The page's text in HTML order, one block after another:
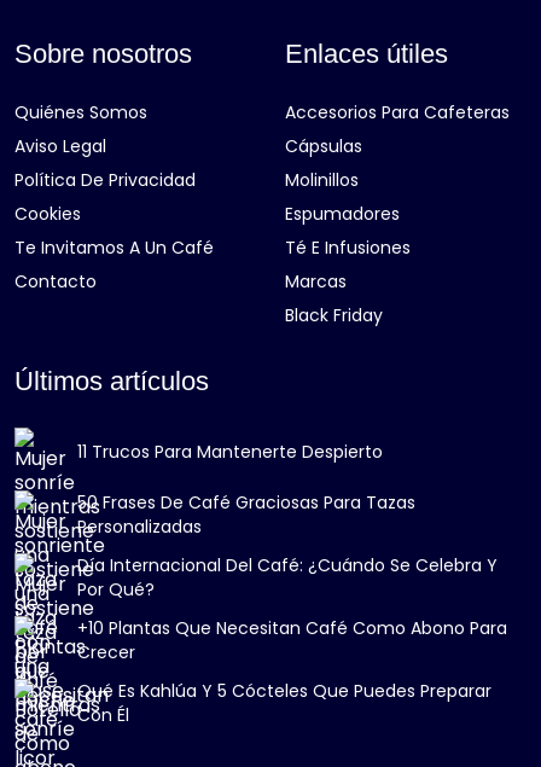
Sobre nosotros
Quiénes Somos
Aviso Legal
Política De Privacidad
Cookies
Te Invitamos A Un Café
Contacto
Enlaces útiles
Accesorios Para Cafeteras
Cápsulas
Molinillos
Espumadores
Té E Infusiones
Marcas
Black Friday
Últimos artículos
11 Trucos Para Mantenerte Despierto
50 Frases De Café Graciosas Para Tazas
Personalizadas
Día Internacional Del Café: ¿Cuándo Se Celebra Y
Por Qué?
+10 Plantas Que Necesitan Café Como Abono Para
Crecer
Qué Es Kahlúa Y 5 Cócteles Que Puedes Preparar
Con Él